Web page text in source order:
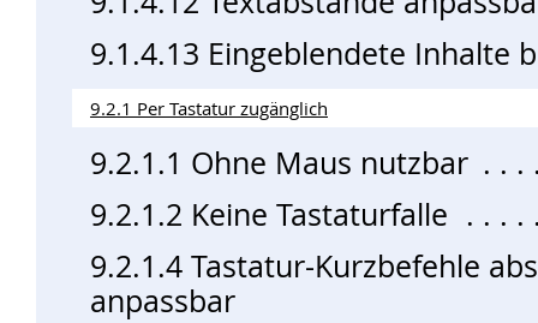
9.1.4.13 Eingeblendete Inhalte
9.2.1 Per Tastatur zugänglich
9.2.1.1 Ohne Maus nutzbar
9.2.1.2 Keine Tastaturfalle
9.2.1.4 Tastatur-Kurzbefehle
anpassbar